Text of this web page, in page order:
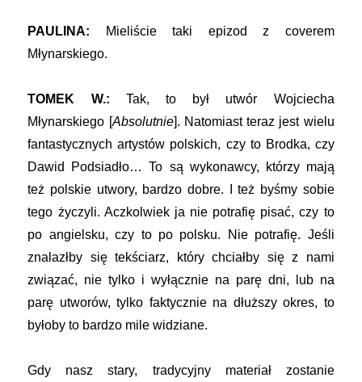
PAULINA: Mieliście taki epizod z coverem
Młynarskiego.
TOMEK W.: Tak, to był utwór Wojciecha
Młynarskiego [Absolutnie]. Natomiast teraz jest wielu
fantastycznych artystów polskich, czy to Brodka, czy
Dawid Podsiadło… To są wykonawcy, którzy mają
też polskie utwory, bardzo dobre. I też byśmy sobie
tego życzyli. Aczkolwiek ja nie potrafię pisać, czy to
po angielsku, czy to po polsku. Nie potrafię. Jeśli
znalazłby się tekściarz, który chciałby się z nami
związać, nie tylko i wyłącznie na parę dni, lub na
parę utworów, tylko faktycznie na dłuższy okres, to
byłoby to bardzo mile widziane.
Gdy nasz stary, tradycyjny materiał zostanie